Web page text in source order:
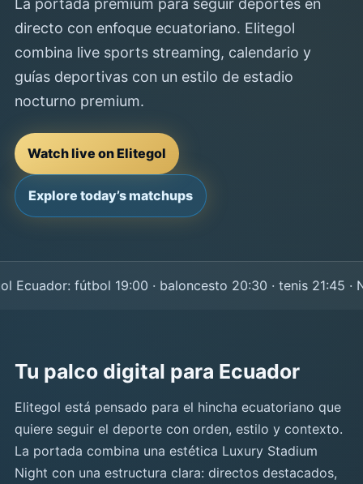
La portada premium para seguir deportes en
directo con enfoque ecuatoriano. Elitegol
combina live sports streaming, calendario y
guías deportivas con un estilo de estadio
nocturno premium.
Watch live on Elitegol
Explore today’s matchups
fútbol 19:00 · baloncesto 20:30 · tenis 21:45 ·
Tu palco digital para Ecuador
Elitegol está pensado para el hincha ecuatoriano que
quiere seguir el deporte con orden, estilo y contexto.
La portada combina una estética Luxury Stadium
Night con una estructura clara: directos destacados,